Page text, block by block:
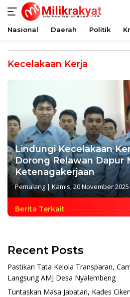
konten
Nasional Daerah Politik
Kecelakaan Kerja
Lindungi Kecelakaan
Dorong Relawan Dapur
Ketenagakerjaan
Pemalang | Kamis, 20 November 2025
Berita Terkait
Recent Posts
Pastikan Tata Kelola Transparan,
Langsung AMJ Desa Nyalembeng
Tuntaskan Masa Jabatan, Kades